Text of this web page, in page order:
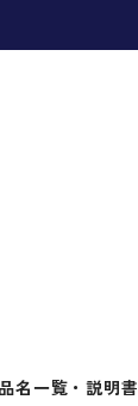
名一覧・説明書